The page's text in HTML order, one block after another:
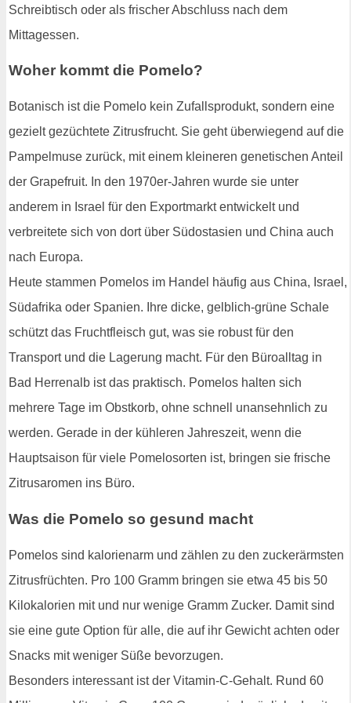
Schreibtisch oder als frischer Abschluss nach dem
Mittagessen.
Woher kommt die Pomelo?
Botanisch ist die Pomelo kein Zufallsprodukt, sondern eine
gezielt gezüchtete Zitrusfrucht. Sie geht überwiegend auf die
Pampelmuse zurück, mit einem kleineren genetischen Anteil
der Grapefruit. In den 1970er-Jahren wurde sie unter
anderem in Israel für den Exportmarkt entwickelt und
verbreitete sich von dort über Südostasien und China auch
nach Europa.
Heute stammen Pomelos im Handel häufig aus China, Israel,
Südafrika oder Spanien. Ihre dicke, gelblich-grüne Schale
schützt das Fruchtfleisch gut, was sie robust für den
Transport und die Lagerung macht. Für den Büroalltag in
Bad Herrenalb ist das praktisch. Pomelos halten sich
mehrere Tage im Obstkorb, ohne schnell unansehnlich zu
werden. Gerade in der kühleren Jahreszeit, wenn die
Hauptsaison für viele Pomelosorten ist, bringen sie frische
Zitrusaromen ins Büro.
Was die Pomelo so gesund macht
Pomelos sind kalorienarm und zählen zu den zuckerärmsten
Zitrusfrüchten. Pro 100 Gramm bringen sie etwa 45 bis 50
Kilokalorien mit und nur wenige Gramm Zucker. Damit sind
sie eine gute Option für alle, die auf ihr Gewicht achten oder
Snacks mit weniger Süße bevorzugen.
Besonders interessant ist der Vitamin-C-Gehalt. Rund 60